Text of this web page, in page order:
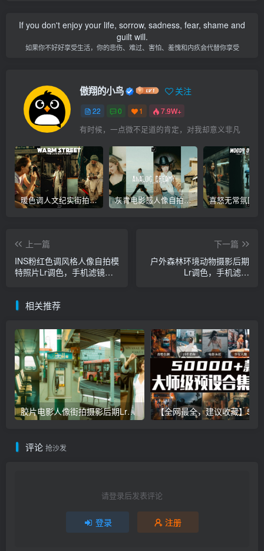
If you don't enjoy your life, sorrow, sadness, fear, shame and
guilt will.
如果你不好好享受生活，你的悲伤、难过、害怕、羞愧和内疚会代替你享受
傲翔的小鸟 关注
22 0 1 7.9W+
有时候，一点微不足道的肯定，对我却意义非凡
暖色调人文纪实街拍摄影后期Lr调色教程，手机滤镜PS+Lightroom预设下载！ 灰青电影感人像自拍照建筑摄影Lr调色教程，手机滤镜PS+Lightroom预设下载！
上一篇
INS粉红色调风格人像自拍模
特照片Lr调色，手机滤镜
下一篇
户外森林环境动物摄影后期
Lr调色，手机滤镜
相关推荐
胶片电影人像街拍摄影后期Lr调色教程，手机滤镜PS+Lightroom预设下载！
评论 抢沙发
请登录后发表评论
登录 注册